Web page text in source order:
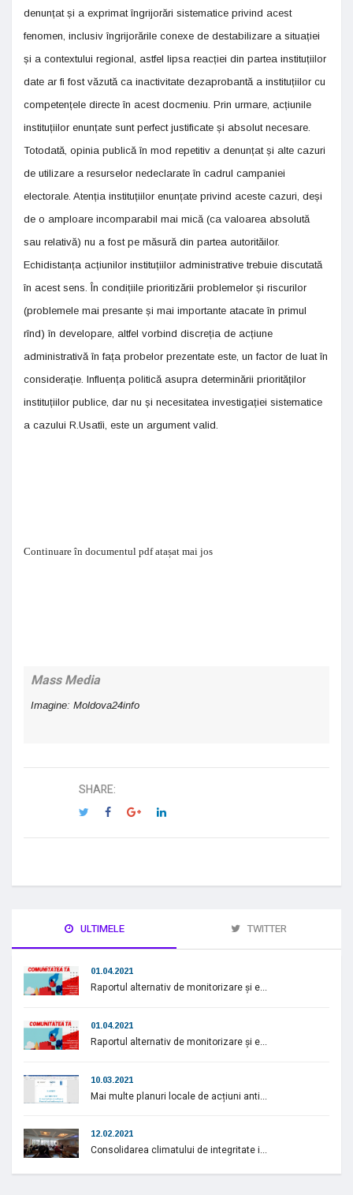
denunțat și a exprimat îngrijorări sistematice privind acest
fenomen, inclusiv îngrijorările conexe de destabilizare a situației
și a contextului regional, astfel lipsa reacției din partea instituțiilor
date ar fi fost văzută ca inactivitate dezaprobantă a instituțiilor cu
competențele directe în acest docmeniu. Prin urmare, acțiunile
instituțiilor enunțate sunt perfect justificate și absolut necesare.
Totodată, opinia publică în mod repetitiv a denunțat și alte cazuri
de utilizare a resurselor nedeclarate în cadrul campaniei
electorale. Atenția instituțiilor enunțate privind aceste cazuri, deși
de o amploare incomparabil mai mică (ca valoarea absolută
sau relativă) nu a fost pe măsură din partea autorităilor.
Echidistanța acțiunilor instituțiilor administrative trebuie discutată
în acest sens. În condițiile prioritizării problemelor și riscurilor
(problemele mai presante și mai importante atacate în primul
rînd) în developare, altfel vorbind discreția de acțiune
administrativă în fața probelor prezentate este, un factor de luat în
considerație. Influența politică asupra determinării priorităților
instituțiilor publice, dar nu și necesitatea investigației sistematice
a cazului R.Usatîi, este un argument valid.
Continuare în documentul pdf atașat mai jos
Mass Media
Imagine: Moldova24info
SHARE:
ULTIMELE TWITTER
01.04.2021
Raportul alternativ de monitorizare și e...
01.04.2021
Raportul alternativ de monitorizare și e...
10.03.2021
Mai multe planuri locale de acțiuni anti...
12.02.2021
Consolidarea climatului de integritate i...